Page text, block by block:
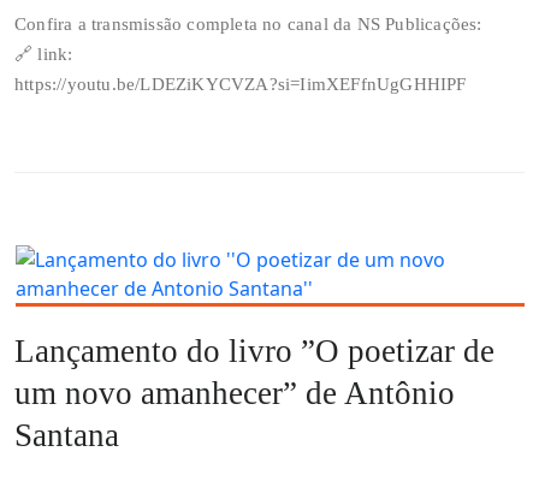
Confira a transmissão completa no canal da NS Publicações:
🔗 link:
https://youtu.be/LDEZiKYCVZA?si=IimXEFfnUgGHHIPF
Lançamento do livro ”O poetizar de
um novo amanhecer” de Antônio
Santana